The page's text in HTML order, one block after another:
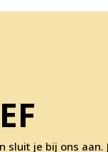
sluit je bij ons